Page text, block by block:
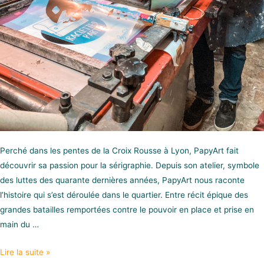
Perché dans les pentes de la Croix Rousse à Lyon, PapyArt fait
découvrir sa passion pour la sérigraphie. Depuis son atelier, symbole
des luttes des quarante dernières années, PapyArt nous raconte
l’histoire qui s’est déroulée dans le quartier. Entre récit épique des
grandes batailles remportées contre le pouvoir en place et prise en
main du …
Lire la suite »